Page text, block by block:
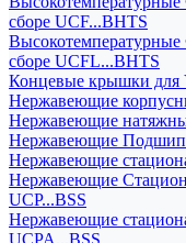
сборе UCF...BHTS
сборе UCFL...BHTS
Концевые крышки для
Нержавеющие
Нержавеющие
Нержавеющие
Нержавеющие
Нержавеющие
UCP...BSS
Нержавеющие
UCPA...BSS